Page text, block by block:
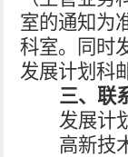
室的通知为
科室。同时
发展计划科
三、 联
发展计
高新技